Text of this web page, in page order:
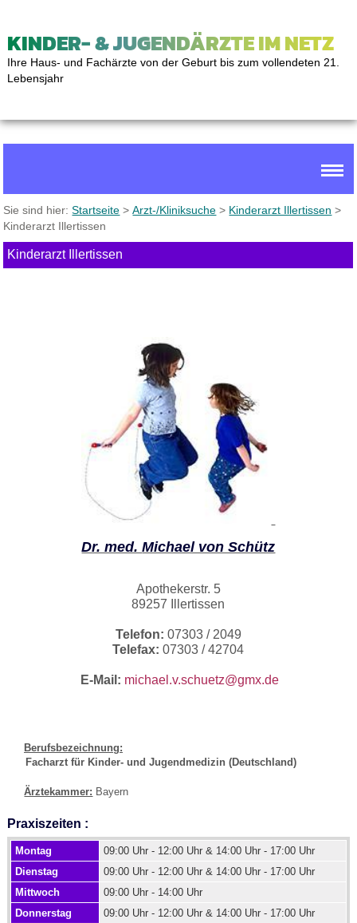
KINDER- & JUGENDÄRZTE IM NETZ
Ihre Haus- und Fachärzte von der Geburt bis zum vollendeten 21.
Lebensjahr
Sie sind hier:Startseite >Arzt-/Kliniksuche > Kinderarzt Illertissen >
Kinderarzt Illertissen
Kinderarzt Illertissen
Dr. med.Michael von Schütz
Apothekerstr. 5
89257 Illertissen
Telefon: 07303 / 2049
Telefax: 07303 / 42704
E-Mail: michael.v.schuetz@gmx.de
Berufsbezeichnung:
Facharzt für Kinder- und Jugendmedizin (Deutschland)
Ärztekammer: Bayern
Praxiszeiten :
Montag
09:00 Uhr - 12:00 Uhr & 14:00 Uhr - 17:00 Uhr
Dienstag
09:00 Uhr - 12:00 Uhr & 14:00 Uhr - 17:00 Uhr
Mittwoch
09:00 Uhr - 14:00 Uhr
Donnerstag
09:00 Uhr - 12:00 Uhr & 14:00 Uhr - 17:00 Uhr